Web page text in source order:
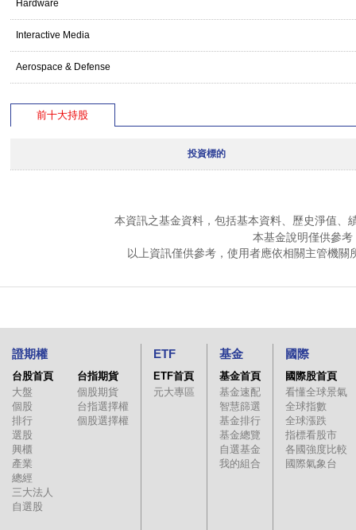
Hardware
Interactive Media
Aerospace & Defense
前十大持股
投資標的
本資訊之基金資料，包括基本資料、歷史淨值、
本基金說明僅供參
以上資訊僅供參考，使用者應依相關主管機
證期權
台股首頁
大盤
個股
排行
選股
興櫃
產業
總經
三大法人
自選股
台指期貨
個股期貨
台指選擇權
個股選擇權
ETF
ETF首頁
元大專區
基金
基金首頁
基金速配
智慧篩選
基金排行
基金總覽
自選基金
我的組合
國際
國際股首頁
看懂全球景氣
全球指數
全球漲跌
指標看股市
各國強度比較
國際氣象台